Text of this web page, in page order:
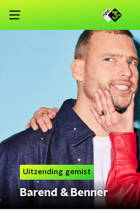
Uitzending gemist
Barend & Benner